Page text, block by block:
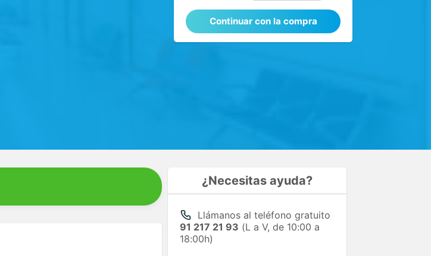
Continuar con la compra
¿Necesitas ayuda?
Llámanos al teléfono gratuito
91 217 21 93 (L a V, de 10:00 a
18:00h)